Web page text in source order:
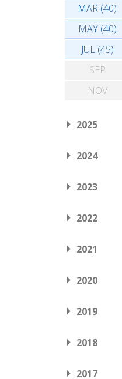
MAR (40)
MAY (40)
JUL (45)
SEP
NOV
2025
2024
2023
2022
2021
2020
2019
2018
2017